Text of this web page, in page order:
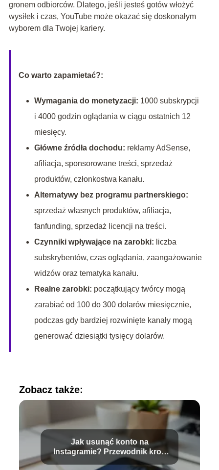
gronem odbiorców. Dlatego, jeśli jesteś gotów włożyć
wysiłek i czas, YouTube może okazać się doskonałym
wyborem dla Twojej kariery.
Co warto zapamietać?:
Wymagania do monetyzacji: 1000 subskrypcji
i 4000 godzin oglądania w ciągu ostatnich 12
miesięcy.
Główne źródła dochodu: reklamy AdSense,
afiliacja, sponsorowane treści, sprzedaż
produktów, członkostwa kanału.
Alternatywy bez programu partnerskiego:
sprzedaż własnych produktów, afiliacja,
fanfunding, sprzedaż licencji na treści.
Czynniki wpływające na zarobki: liczba
subskrybentów, czas oglądania, zaangażowanie
widzów oraz tematyka kanału.
Realne zarobki: początkujący twórcy mogą
zarabiać od 100 do 300 dolarów miesięcznie,
podczas gdy bardziej rozwinięte kanały mogą
generować dziesiątki tysięcy dolarów.
Zobacz także:
Jak usunąć konto na
Instagramie? Przewodnik krok
po kroku